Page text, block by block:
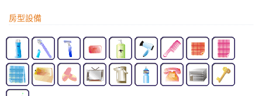
房型設備